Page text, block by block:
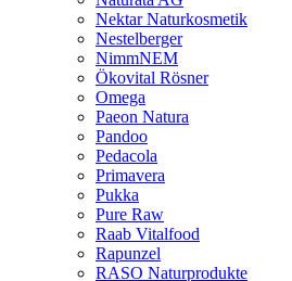
Nektar Naturkosmetik
Nestelberger
NimmNEM
Ökovital Rösner
Omega
Paeon Natura
Pandoo
Pedacola
Primavera
Pukka
Pure Raw
Raab Vitalfood
Rapunzel
RASO Naturprodukte